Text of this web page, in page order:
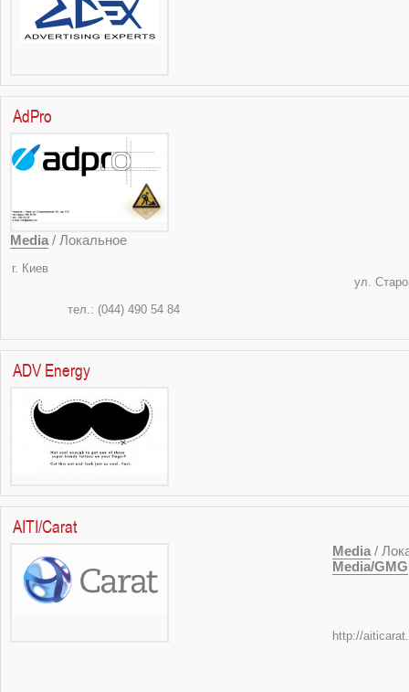
AdPro
Media / Локальное
г.
ул. Старокиевская
тел.: (044)
ADV Energy
AITI/Carat
Media /
Media/GMG
http://